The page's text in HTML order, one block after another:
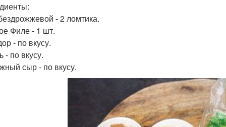
- 2 ломтика.
Филе - 1 шт.
- по вкусу.
- по вкусу.
сыр - по вкусу.